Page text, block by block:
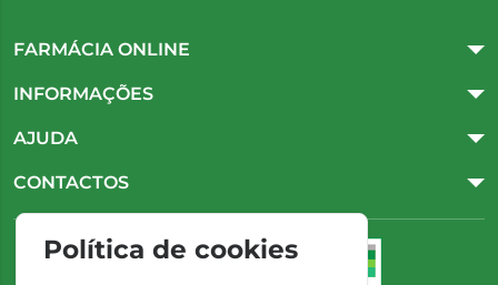
FARMÁCIA ONLINE
INFORMAÇÕES
AJUDA
CONTACTOS
Política de cookies